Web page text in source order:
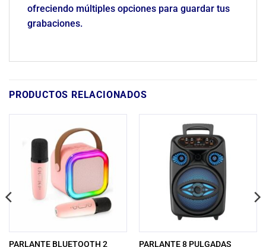
ofreciendo múltiples opciones para guardar tus
grabaciones.
PRODUCTOS RELACIONADOS
PARLANTE BLUETOOTH 2
PARLANTE 8 PULGADAS